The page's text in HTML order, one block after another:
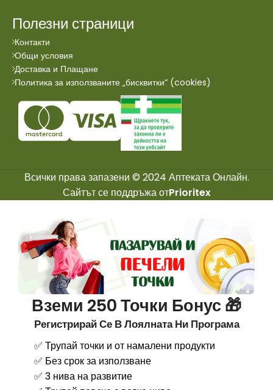
Полезни страници
Контакти
Общи условия
Доставка и Плащане
Политика за използваните „бисквитки“ (cookies)
Всички права запазени © 2024 Аптеката Онлайн.
Сайтът се поддръжа отPrioritex
Вземи 250 Точки Бонус 🎁
Регистрирай Се В Лоялната Ни Програма
✅ Трупай точки и от намалени продукти
✅ Без срок за използване
✅ 3 нива на развитие